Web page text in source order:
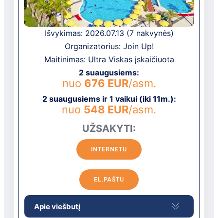
Išvykimas: 2026.07.13 (7 nakvynės)
Organizatorius: Join Up!
Maitinimas: Ultra Viskas įskaičiuota
2 suaugusiems:
nuo 676 EUR/asm.
2 suaugusiems ir 1 vaikui (iki 11m.):
nuo 548 EUR/asm.
UŽSAKYTI:
INTERNETU
EL.PAŠTU
Apie viešbutį